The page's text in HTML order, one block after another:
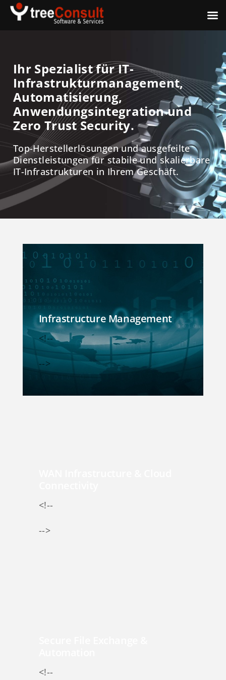
Ihr Spezialist für IT-
Infrastrukturmanagement,
Automatisierung,
Anwendungsintegration und
Zero Trust Security.
Top-Herstellerlösungen und ausgefeilte
Dienstleistungen für stabile und skalierbare
IT-Infrastrukturen in Ihrem Geschäft.
Infrastructure Management
<!--
-->
<!--
-->
<!--